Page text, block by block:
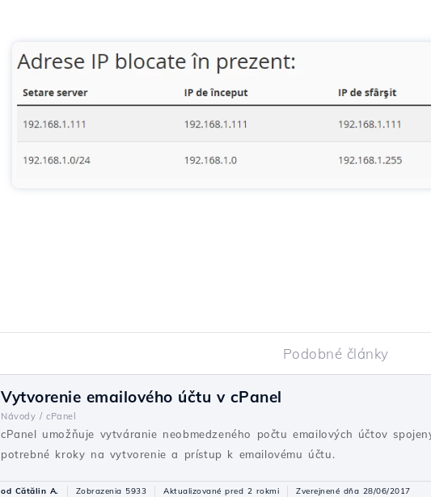
Podobné články
Vytvorenie emailového účtu v cPanel
Návody / cPanel
cPanel umožňuje vytváranie neobmedzeného počtu emailových účtov
potrebné kroky na vytvorenie a prístup k emailovému účtu.
od Cătălin A. Zobrazenia 5933 Aktualizované pred 2 rokmi Zverejnené dňa 28/06/2017